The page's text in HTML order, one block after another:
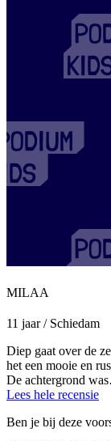
MILAA
11 jaar / Schiedam
Diep gaat over de
het een mooie en
De achtergrond
Lees hele recensie
Ben je bij deze